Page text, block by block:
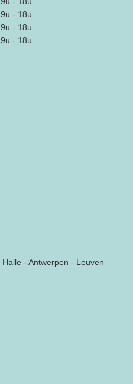
9u - 18u
9u - 18u
9u - 18u
Halle - Antwerpen - Leuven